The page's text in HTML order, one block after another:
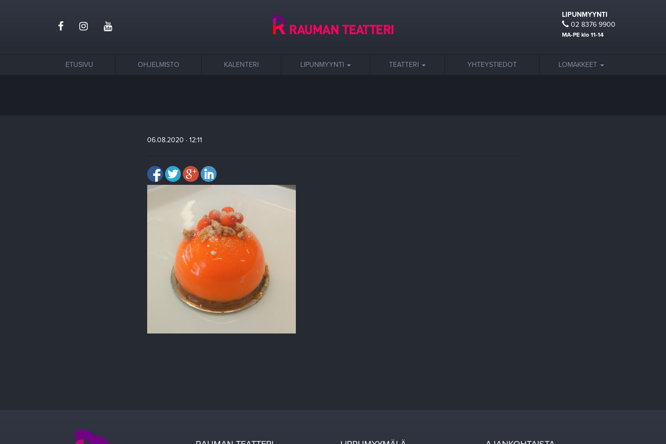
LIPUNMYYNTI
02 8376 9900
MA-PE klo 11-14
ETUSIVU OHJELMISTO KALENTERI LIPUNMYYNTI TEATTERI YHTEYSTIEDOT LOMAKKEET
06.08.2020 · 12:11